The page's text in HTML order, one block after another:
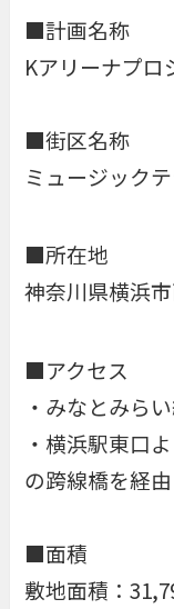
■計画名称
Kアリーナプロ
■街区名称
ミュージック
■所在地
神奈川県横浜
■アクセス
・みなとみら
・横浜駅東口
の跨線橋を経由
■面積
敷地面積：